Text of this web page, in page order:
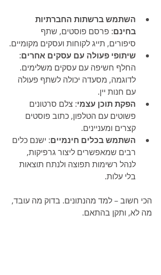
השתמש ברשתות החברתיות
בחינם: פרסם פוסטים, שתף
סיפורים, תייג לקוחות ועסקים מקומיים.
שיתופי פעולה עם עסקים אחרים:
החלף חשיפה עם עסקים משלימים.
לדוגמה, מסעדה יכולה לשתף פעולה
עם חנות יין.
הפקת תוכן עצמי: צלם סרטונים
פשוטים עם הטלפון, כתוב פוסטים
קצרים ומעניינים.
השתמש בכלים חינמיים: ישנם כלים
רבים שמאפשרים ליצור גרפיקות,
לנהל רשימות תפוצה ולנתח תוצאות
בלי עלות.
הכי חשוב – למד מהנתונים. בדוק מה עובד,
מה לא, ותקן בהתאם.